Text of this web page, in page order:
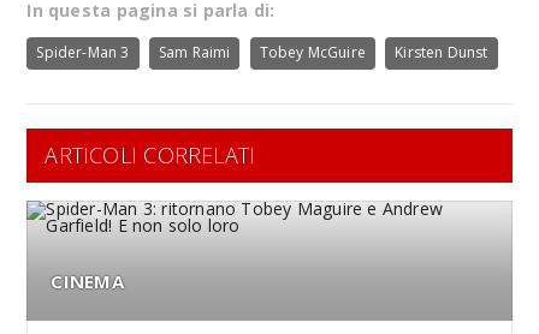
In questa pagina si parla di:
Spider-Man 3 Sam Raimi Tobey McGuire Kirsten Dunst
ARTICOLI CORRELATI
CINEMA